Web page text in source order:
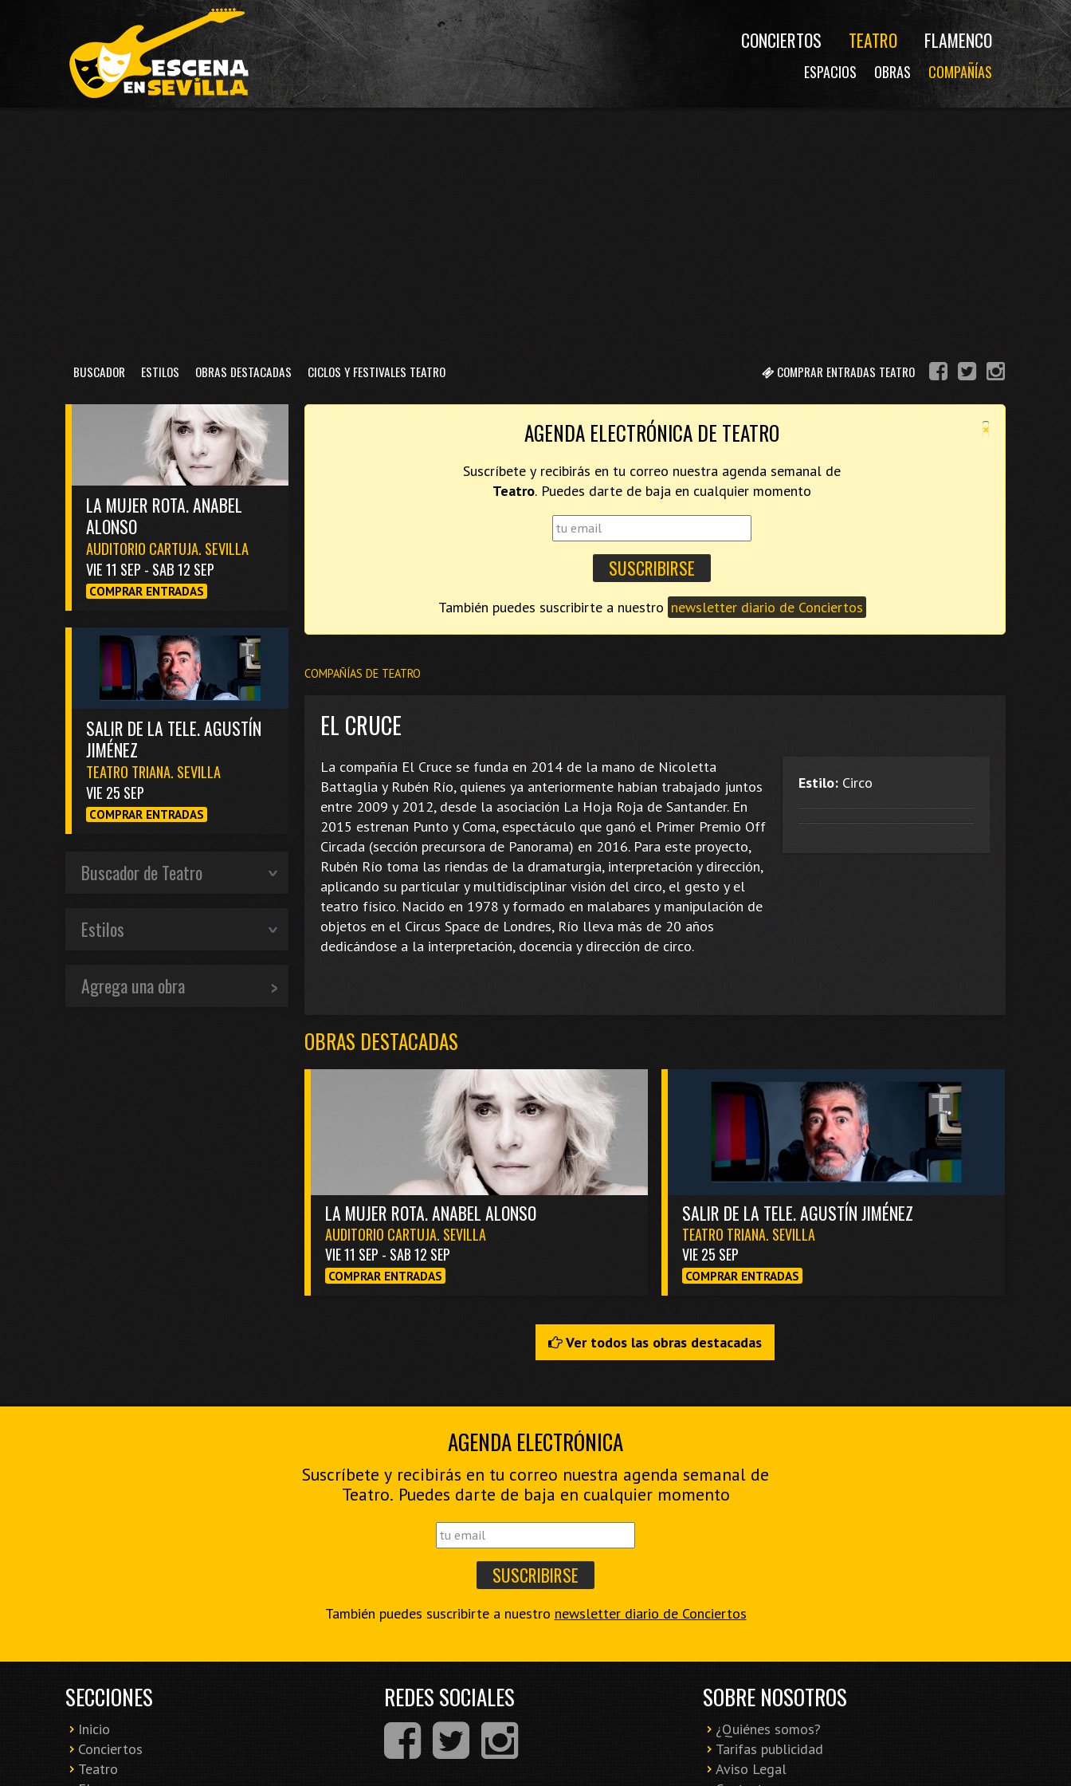
CONCIERTOS TEATRO FLAMENCO
ESPACIOS OBRAS COMPAÑÍAS
COMPRAR ENTRADAS TEATRO
BUSCADOR ESTILOS OBRAS DESTACADAS CICLOS Y FESTIVALES TEATRO
×
AGENDA ELECTRÓNICA DE TEATRO
Suscríbete y recibirás en tu correo nuestra agenda semanal de
Teatro. Puedes darte de baja en cualquier momento
También puedes suscribirte a nuestro newsletter diario de Conciertos
COMPAÑÍAS DE TEATRO
EL CRUCE
Estilo: Circo
La compañía El Cruce se funda en 2014 de la mano de Nicoletta
Battaglia y Rubén Río, quienes ya anteriormente habían trabajado juntos
entre 2009 y 2012, desde la asociación La Hoja Roja de Santander. En
2015 estrenan Punto y Coma, espectáculo que ganó el Primer Premio Off
Circada (sección precursora de Panorama) en 2016. Para este proyecto,
Rubén Río toma las riendas de la dramaturgia, interpretación y dirección,
aplicando su particular y multidisciplinar visión del circo, el gesto y el
teatro físico. Nacido en 1978 y formado en malabares y manipulación de
objetos en el Circus Space de Londres, Río lleva más de 20 años
dedicándose a la interpretación, docencia y dirección de circo.
OBRAS DESTACADAS
LA MUJER ROTA. ANABEL ALONSO
AUDITORIO CARTUJA. SEVILLA
VIE 11 SEP - SAB 12 SEP
COMPRAR ENTRADAS
SALIR DE LA TELE. AGUSTÍN JIMÉNEZ
TEATRO TRIANA. SEVILLA
VIE 25 SEP
COMPRAR ENTRADAS
Ver todos las obras destacadas
LA MUJER ROTA. ANABEL
ALONSO
AUDITORIO CARTUJA. SEVILLA
VIE 11 SEP - SAB 12 SEP
COMPRAR ENTRADAS
SALIR DE LA TELE. AGUSTÍN
JIMÉNEZ
TEATRO TRIANA. SEVILLA
VIE 25 SEP
COMPRAR ENTRADAS
Buscador de Teatro
Estilos
Agrega una obra
AGENDA ELECTRÓNICA
Suscríbete y recibirás en tu correo nuestra agenda semanal de
Teatro. Puedes darte de baja en cualquier momento
También puedes suscribirte a nuestro newsletter diario de Conciertos
SECCIONES
Inicio
Conciertos
Teatro
REDES SOCIALES SOBRE NOSOTROS
¿Quiénes somos?
Tarifas publicidad
Aviso Legal